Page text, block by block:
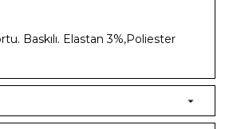
Baskılı. Elastan 3%,Poliester